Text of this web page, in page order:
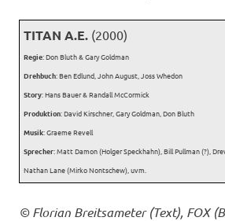
TITAN A.E. (2000)
Regie: Don Bluth & Gary Goldman
Drehbuch: Ben Edlund, John August, Joss Whedon
Story: Hans Bauer & Randall McCormick
Produktion: David Kirschner, Gary Goldman, Don Bluth
Musik: Graeme Revell
Sprecher: Matt Damon (Holger Speckhahn), Bill Pullman (?),
Nathan Lane (Mirko Nontschew), uvm.
© Florian Breitsameter (Text), FOX